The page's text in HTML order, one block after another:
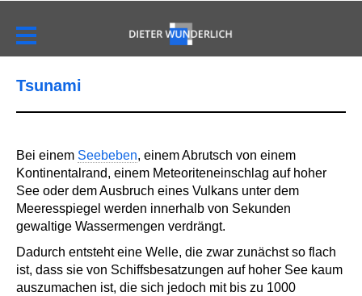
Tsunami
Bei einem Seebeben, einem Abrutsch von einem
Kontinentalrand, einem Meteoriteneinschlag auf hoher
See oder dem Ausbruch eines Vulkans unter dem
Meeresspiegel werden innerhalb von Sekunden
gewaltige Wassermengen verdrängt.
Dadurch entsteht eine Welle, die zwar zunächst so flach
ist, dass sie von Schiffsbesatzungen auf hoher See kaum
auszumachen ist, die sich jedoch mit bis zu 1000